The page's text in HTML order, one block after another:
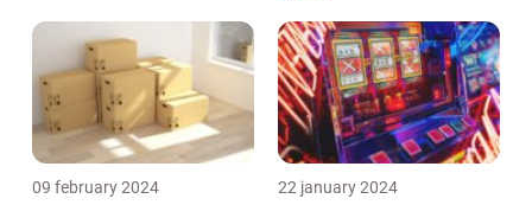
09 february 2024 22 january 2024